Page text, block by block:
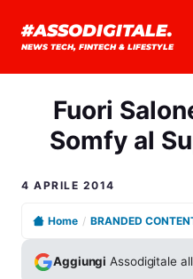
#ASSODIGITALE.
NEWS TECH, FINTECH & LIFESTYLE
Fuori
Somfy al
4 APRILE 2014
Home / BRANDED
Aggiungi Assodigitale